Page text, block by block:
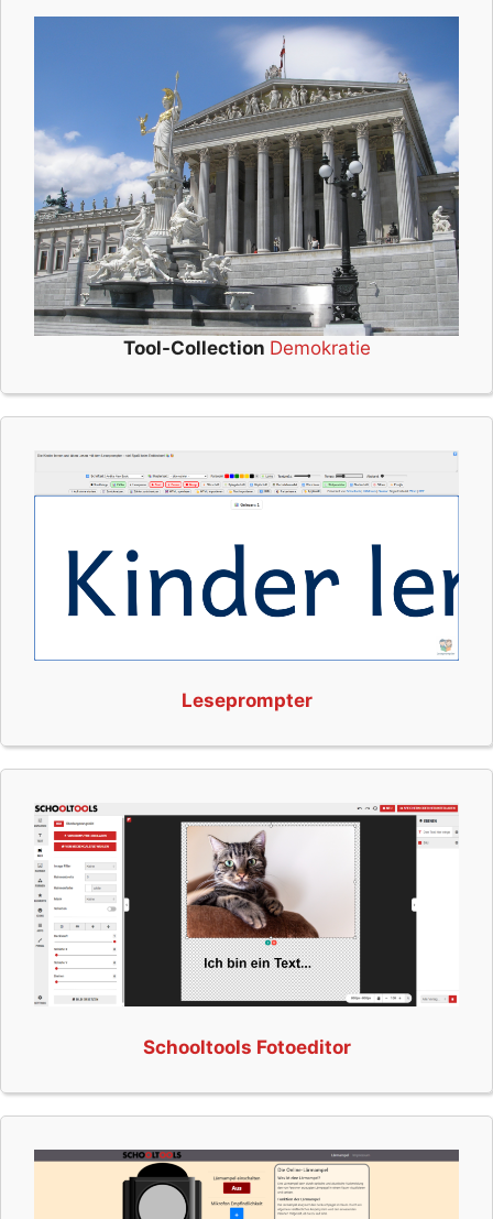
Tool-Collection Demokratie
Leseprompter
Schooltools Fotoeditor